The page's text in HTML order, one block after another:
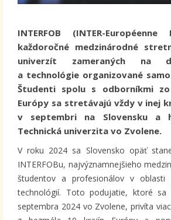
INTERFOB (INTER-
každoročné medzinárodné
univerzít zameraných na
a technológie organizované
Študenti spolu s odborníkmi
Európy sa stretávajú vždy v inej
v septembri na Slovensku a
Technická univerzita vo Zvolene.
V roku 2024 sa Slovensko opäť
INTERFOBu, najvýznamnejšieho
študentov a profesionálov v oblasti
technológií. Toto podujatie, ktoré
septembra 2024 vo Zvolene, privíta